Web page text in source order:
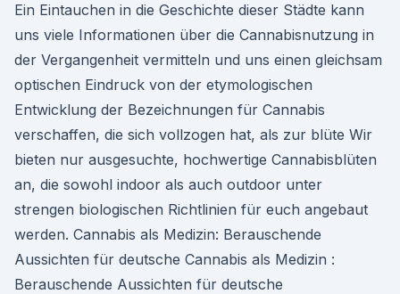
Ein Eintauchen in die Geschichte dieser Städte kann
uns viele Informationen über die Cannabisnutzung in
der Vergangenheit vermitteln und uns einen gleichsam
optischen Eindruck von der etymologischen
Entwicklung der Bezeichnungen für Cannabis
verschaffen, die sich vollzogen hat, als zur blüte Wir
bieten nur ausgesuchte, hochwertige Cannabisblüten
an, die sowohl indoor als auch outdoor unter
strengen biologischen Richtlinien für euch angebaut
werden. Cannabis als Medizin: Berauschende
Aussichten für deutsche Cannabis als Medizin :
Berauschende Aussichten für deutsche